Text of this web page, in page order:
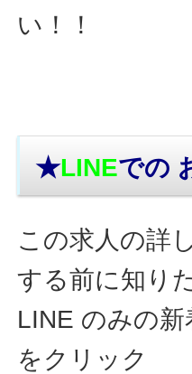
い！！
★LINEでの
この求人の詳
する前に知り
LINE のみの
をクリック